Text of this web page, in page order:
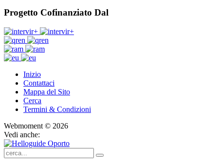
Progetto Cofinanziato Dal
Inizio
Contattaci
Mappa del Sito
Cerca
Termini & Condizioni
Webmoment © 2026
Vedi anche: